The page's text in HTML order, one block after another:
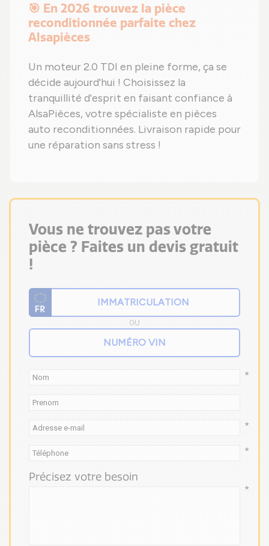
🎯 En 2026 trouvez la pièce
reconditionnée parfaite chez
Alsapièces
Un moteur 2.0 TDI en pleine forme, ça se
décide aujourd'hui ! Choisissez la
tranquillité d'esprit en faisant confiance à
AlsaPièces, votre spécialiste en pièces
auto reconditionnées. Livraison rapide pour
une réparation sans stress !
Vous ne trouvez pas votre
pièce ? Faites un devis gratuit
!
OU
*
*
*
Précisez votre besoin
*